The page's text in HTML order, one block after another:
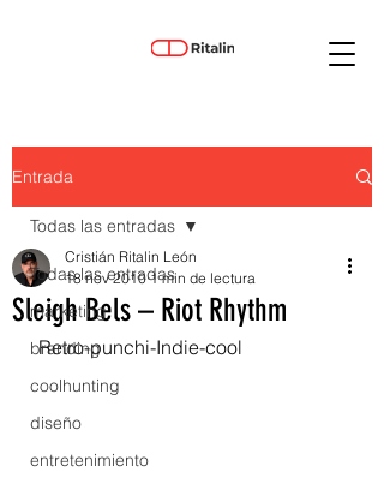
Entrada
Todas las entradas
marketing
branding
coolhunting
diseño
entretenimiento
Todas las entradas
Sleigh Bels – Riot Rhythm
Cristián Ritalin León
18 nov 2010 1 min de lectura
Retro-punchi-Indie-cool